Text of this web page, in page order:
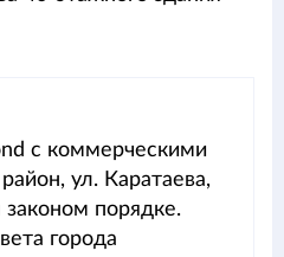
с коммерческими
ул. Каратаева,
порядке.
города